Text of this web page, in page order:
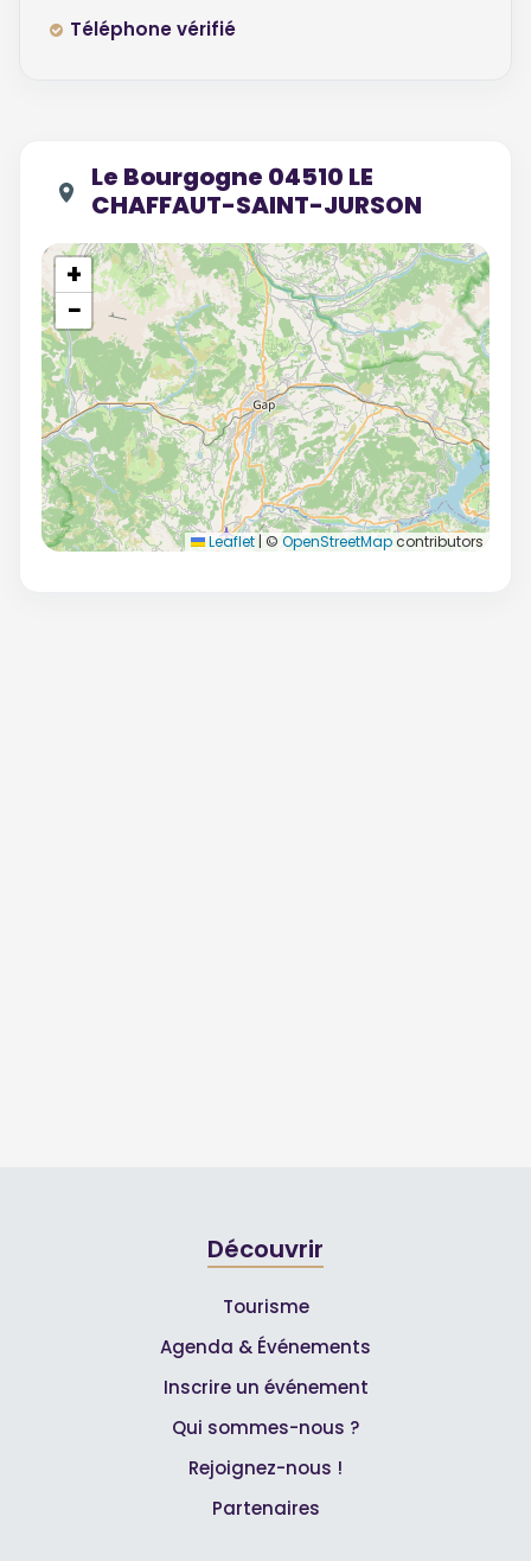
Téléphone vérifié
Le Bourgogne 04510 LE
CHAFFAUT-SAINT-JURSON
+
−
Leaflet | © OpenStreetMapcontributors
Découvrir
Tourisme
Agenda & Événements
Inscrire un événement
Qui sommes-nous ?
Rejoignez-nous !
Partenaires